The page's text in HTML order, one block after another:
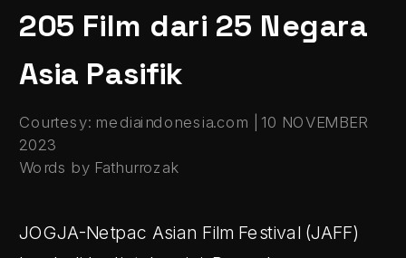
205 Film dari 25 Negara
Asia Pasifik
Courtesy: mediaindonesia.com | 10 NOVEMBER
2023
Words by Fathurrozak
JOGJA-Netpac Asian Film Festival (JAFF)